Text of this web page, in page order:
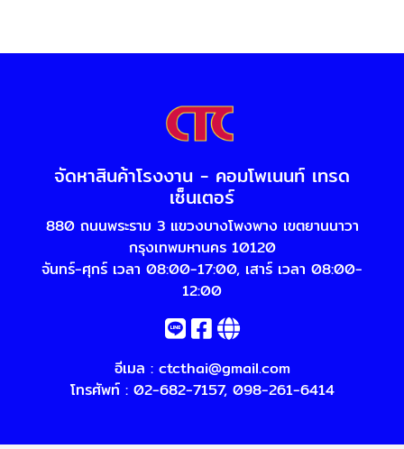
จัดหาสินค้าโรงงาน - คอมโพเนนท์ เทรด
เซ็นเตอร์
880 ถนนพระราม 3 แขวงบางโพงพาง เขตยานนาวา
กรุงเทพมหานคร 10120
จันทร์-ศุกร์ เวลา 08:00-17:00, เสาร์ เวลา 08:00-
12:00
อีเมล : ctcthai@gmail.com
โทรศัพท์ : 02-682-7157, 098-261-6414